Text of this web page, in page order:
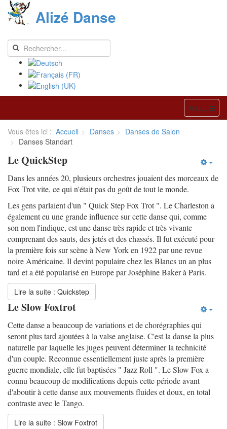
Alizé Danse
Menu
Vous êtes ici : Accueil Danses
Danses de Salon
Danses Standart
Le QuickStep
Dans les années 20, plusieurs orchestres jouaient des morceaux de
Fox Trot vite, ce qui n'était pas du goût de tout le monde.
Les gens parlaient d'un " Quick Step Fox Trot ". Le Charleston a
également eu une grande influence sur cette danse qui, comme
son nom l'indique, est une danse très rapide et très vivante
comprenant des sauts, des jetés et des chassés. Il fut exécuté pour
la première fois sur scène à New York en 1922 par une revue
noire Américaine. Il devint populaire chez les Blancs un an plus
tard et a été popularisé en Europe par Joséphine Baker à Paris.
Lire la suite : Quickstep
Le Slow Foxtrot
Cette danse a beaucoup de variations et de chorégraphies qui
seront plus tard ajoutées à la valse anglaise. C'est la danse la plus
naturelle par laquelle les juges peuvent déterminer la technicité
d'un couple. Reconnue essentiellement juste après la première
guerre mondiale, elle fut baptisées " Jazz Roll ". Le Slow Fox a
connu beaucoup de modifications depuis cette période avant
d'aboutir à cette danse aux mouvements fluides et doux, en total
contraste avec le Tango.
Lire la suite : Slow Foxtrot